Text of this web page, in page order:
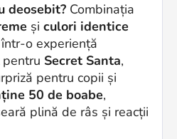
deosebit? Combinația
și culori identice
o experiență
Secret Santa,
pentru copii și
50 de boabe,
plină de râs și reacții